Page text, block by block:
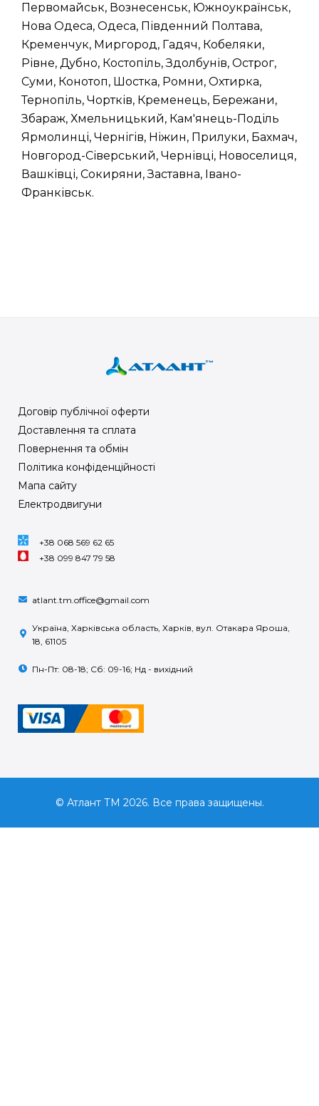
Первомайськ, Вознесенськ, Южноукраїнськ,
Нова Одеса, Одеса, Південний Полтава,
Кременчук, Миргород, Гадяч, Кобеляки,
Рівне, Дубно, Костопіль, Здолбунів, Острог,
Суми, Конотоп, Шостка, Ромни, Охтирка,
Тернопіль, Чортків, Кременець, Бережани,
Збараж, Хмельницький, Кам'янець-Поділь
Ярмолинці, Чернігів, Ніжин, Прилуки, Бахмач,
Новгород-Сіверський, Чернівці, Новоселиця,
Вашківці, Сокиряни, Заставна, Івано-
Франківськ.
Договір публічної оферти
Доставлення та сплата
Повернення та обмін
Політика конфіденційності
Мапа сайту
Електродвигуни
+38 068 569 62 65
+38 099 847 79 58
atlant.tm.office@gmail.com
Україна, Харківська область, Харків, вул. Отакара Яроша,
18, 61105
Пн-Пт: 08-18; Сб: 09-16; Нд - вихідний
© Атлант ТМ 2026. Все права защищены.